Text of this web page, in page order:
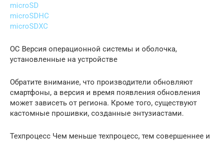
microSD
microSDHC
microSDXC
ОС Версия операционной системы и оболочка,
установленные на устройстве
Обратите внимание, что производители обновляют
смартфоны, а версия и время появления обновления
может зависеть от региона. Кроме того, существуют
кастомные прошивки, созданные энтузиастами.
Техпроцесс Чем меньше техпроцесс, тем совершеннее и